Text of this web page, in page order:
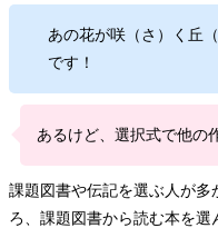
あの花が咲（さ）く丘
です！
あるけど、選択式で他の
課題図書や伝記を選ぶ人が多
ろ、課題図書から読む本を選